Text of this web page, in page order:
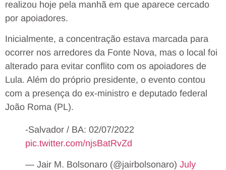
realizou hoje pela manhã em que aparece cercado
por apoiadores.
Inicialmente, a concentração estava marcada para
ocorrer nos arredores da Fonte Nova, mas o local foi
alterado para evitar conflito com os apoiadores de
Lula. Além do próprio presidente, o evento contou
com a presença do ex-ministro e deputado federal
João Roma (PL).
-Salvador / BA: 02/07/2022
pic.twitter.com/njsBatRvZd
— Jair M. Bolsonaro (@jairbolsonaro) July